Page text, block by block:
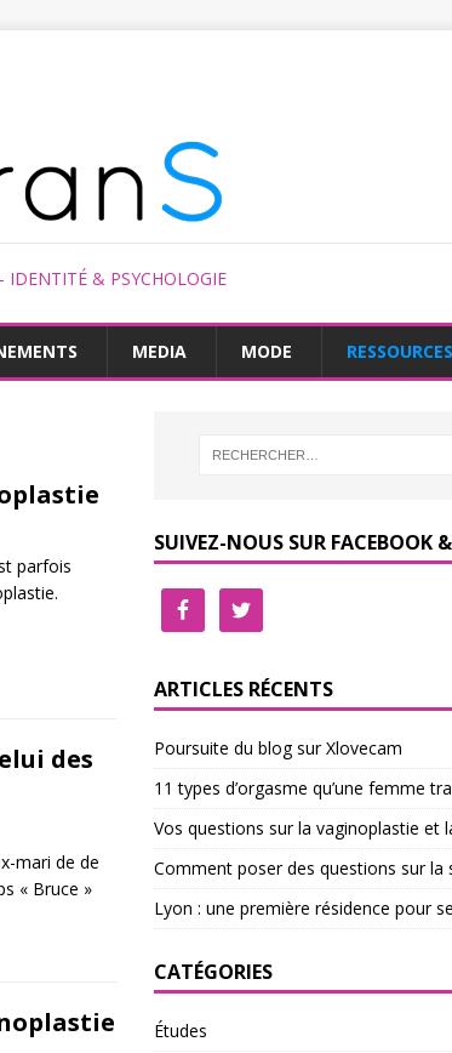
IDENTITÉ & PSYCHOLOGIE
MEDIA MODE RESSOURCES
parfois
des
mari de de
« Bruce »
SUIVEZ-NOUS SUR FACEBOOK
ARTICLES RÉCENTS
Poursuite du blog sur Xlovecam
11 types d’orgasme qu’une femme
Vos questions sur la vaginoplastie et
Comment poser des questions sur la
Lyon : une première résidence pour
CATÉGORIES
Études